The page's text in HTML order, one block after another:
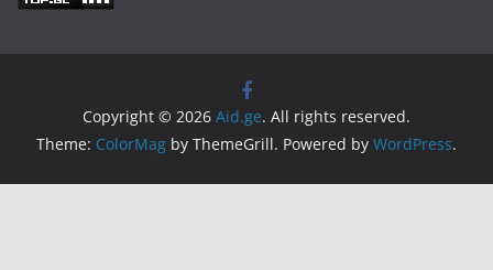
Copyright © 2026 Aid.ge. All rights reserved.
Theme: ColorMag by ThemeGrill. Powered by WordPress.